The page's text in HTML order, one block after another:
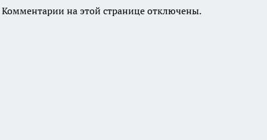
Комментарии на этой странице отключены.